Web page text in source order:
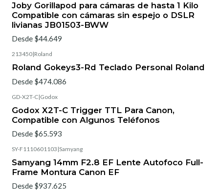
Joby Gorillapod para cámaras de hasta 1 Kilo
Compatible con cámaras sin espejo o DSLR
livianas JB01503-BWW
Desde $44.649
213450|Roland
Roland Gokeys3-Rd Teclado Personal Roland
Desde $474.086
GD-X2T-C|Godox
Godox X2T-C Trigger TTL Para Canon,
Compatible con Algunos Teléfonos
Desde $65.593
SY-F1110601103 |Samyang
Samyang 14mm F2.8 EF Lente Autofoco Full-
Frame Montura Canon EF
Desde $937.625